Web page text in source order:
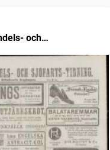
och
(1832)